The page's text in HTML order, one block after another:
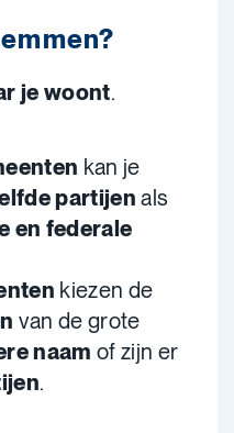
je woont.
kan je
partijenals
en federale
kiezen de
van de grote
naamof zijn er
.